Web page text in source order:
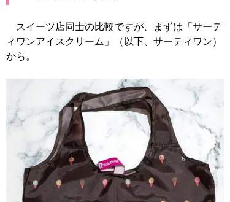
スイーツ店同士の比較ですが、まずは「サーテ
ィワンアイスクリーム」（以下、サーティワン）
から。